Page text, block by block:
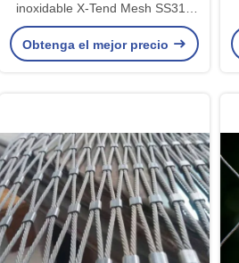
inoxidable X-Tend Mesh SS316
para jaulas de animales de
zoológico
Obtenga el mejor precio